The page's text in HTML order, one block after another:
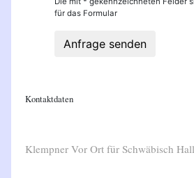
für das Formular
Anfrage senden
Kontaktdaten
Klempner Vor Ort für Schwäbisch Hall